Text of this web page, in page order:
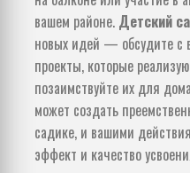
вашем районе. Детский
новых идей — обсудите с
проекты, которые
позаимствуйте их для
может создать
садике, и вашими
эффект и качество